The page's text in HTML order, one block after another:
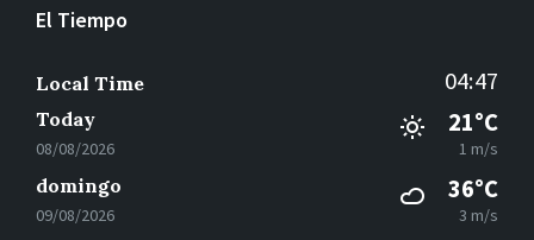
El Tiempo
Local Time 04:47
Today
08/08/2026
21°C
1 m/s
domingo
09/08/2026
36°C
3 m/s